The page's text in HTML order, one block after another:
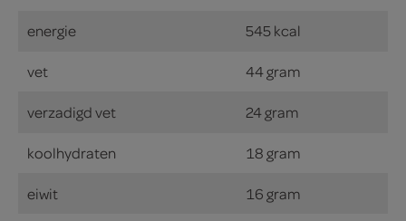
energie 545 kcal
vet 44 gram
verzadigd vet 24 gram
koolhydraten 18 gram
eiwit 16 gram